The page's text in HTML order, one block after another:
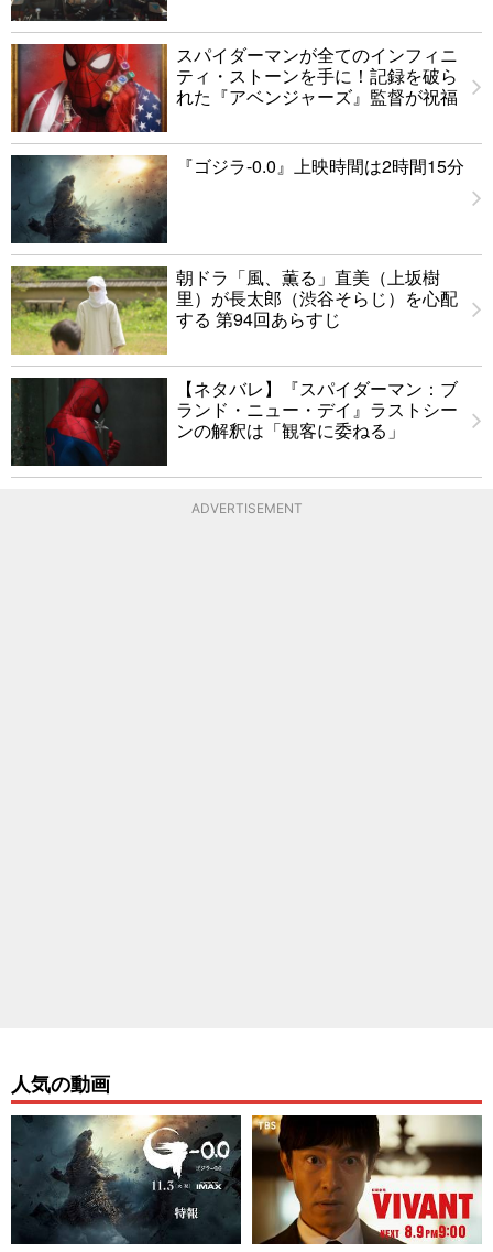
スパイダーマンが全てのインフィニ
ティ・ストーンを手に！記録を破ら
れた『アベンジャーズ』監督が祝福
『ゴジラ-0.0』上映時間は2時間15分
朝ドラ「風、薫る」直美（上坂樹
里）が長太郎（渋谷そらじ）を心配
する 第94回あらすじ
【ネタバレ】『スパイダーマン：ブ
ランド・ニュー・デイ』ラストシー
ンの解釈は「観客に委ねる」
ADVERTISEMENT
人気の動画